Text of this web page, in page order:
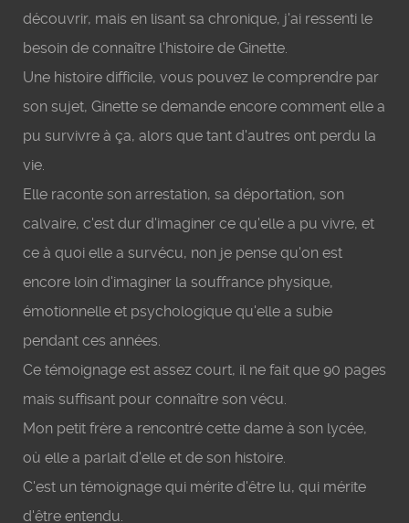
découvrir, mais en lisant sa chronique, j'ai ressenti le
besoin de connaître l'histoire de Ginette.
Une histoire difficile, vous pouvez le comprendre par
son sujet, Ginette se demande encore comment elle a
pu survivre à ça, alors que tant d'autres ont perdu la
vie.
Elle raconte son arrestation, sa déportation, son
calvaire, c'est dur d'imaginer ce qu'elle a pu vivre, et
ce à quoi elle a survécu, non je pense qu'on est
encore loin d'imaginer la souffrance physique,
émotionnelle et psychologique qu'elle a subie
pendant ces années.
Ce témoignage est assez court, il ne fait que 90 pages
mais suffisant pour connaître son vécu.
Mon petit frère a rencontré cette dame à son lycée,
où elle a parlait d'elle et de son histoire.
C'est un témoignage qui mérite d'être lu, qui mérite
d'être entendu.